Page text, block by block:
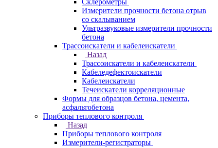
Склерометры
Измерители прочности бетона отрыв
со скалыванием
Ультразвуковые измерители прочности
бетона
Трассоискатели и кабелеискатели
Назад
Трассоискатели и кабелеискатели
Кабеледефектоискатели
Кабелеискатели
Течеискатели корреляционные
Формы для образцов бетона, цемента,
асфальтобетона
Приборы теплового контроля
Назад
Приборы теплового контроля
Измерители-регистраторы